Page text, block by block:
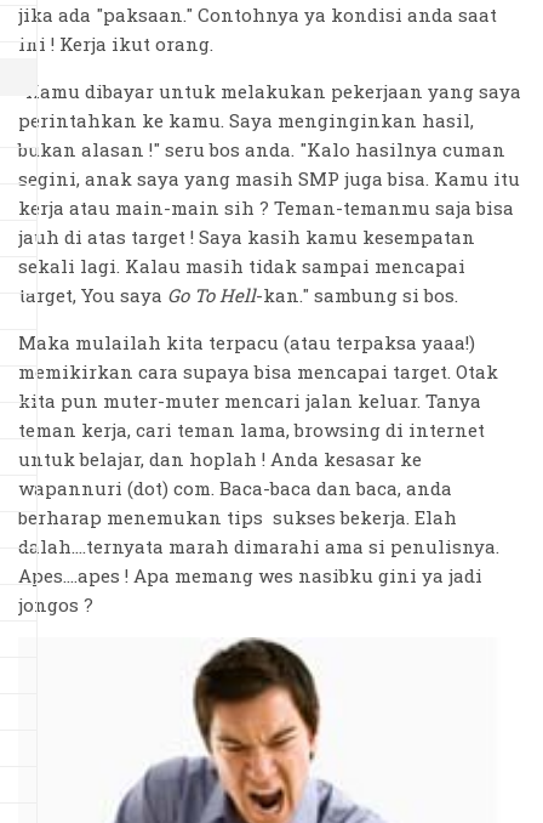
jika ada "paksaan." Contohnya ya kondisi anda saat
ini ! Kerja ikut orang.
"Kamu dibayar untuk melakukan pekerjaan yang saya
perintahkan ke kamu. Saya menginginkan hasil,
bukan alasan !" seru bos anda. "Kalo hasilnya cuman
segini, anak saya yang masih SMP juga bisa. Kamu itu
kerja atau main-main sih ? Teman-temanmu saja bisa
jauh di atas target ! Saya kasih kamu kesempatan
sekali lagi. Kalau masih tidak sampai mencapai
target, You saya Go To Hell-kan." sambung si bos.
Maka mulailah kita terpacu (atau terpaksa yaaa!)
memikirkan cara supaya bisa mencapai target. Otak
kita pun muter-muter mencari jalan keluar. Tanya
teman kerja, cari teman lama, browsing di internet
untuk belajar, dan hoplah ! Anda kesasar ke
wapannuri (dot) com. Baca-baca dan baca, anda
berharap menemukan tips sukses bekerja. Elah
dalah....ternyata marah dimarahi ama si penulisnya.
Apes....apes ! Apa memang wes nasibku gini ya jadi
jongos ?